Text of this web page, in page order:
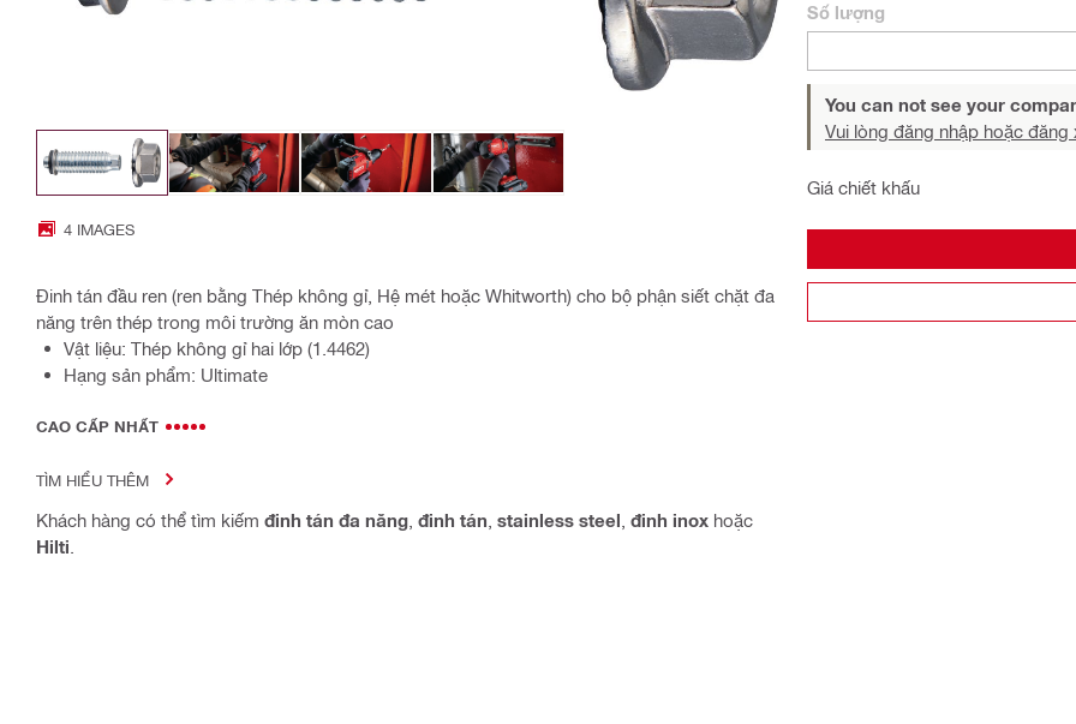
4 IMAGES
Đinh tán đầu ren (ren bằng Thép không gỉ, Hệ mét hoặc Whitworth) cho bộ phận siết chặt đa
năng trên thép trong môi trường ăn mòn cao
Vật liệu: Thép không gỉ hai lớp (1.4462)
Hạng sản phẩm: Ultimate
CAO CẤP NHẤT
TÌM HIỂU THÊM
Khách hàng có thể tìm kiếm đinh tán đa năng đinh tán stainless steel đinh inox hoặc
Hilti
Số lượng
You can not see your
Vui lòng đăng nhập hoặc đăng
Giá chiết khấu